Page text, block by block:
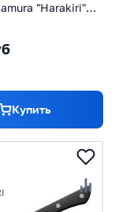
"Harakiri"
Купить